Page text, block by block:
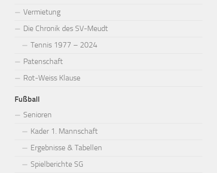
Vermietung
Die Chronik des SV-Meudt
Tennis 1977 – 2024
Patenschaft
Rot-Weiss Klause
Fußball
Senioren
Kader 1. Mannschaft
Ergebnisse & Tabellen
Spielberichte SG